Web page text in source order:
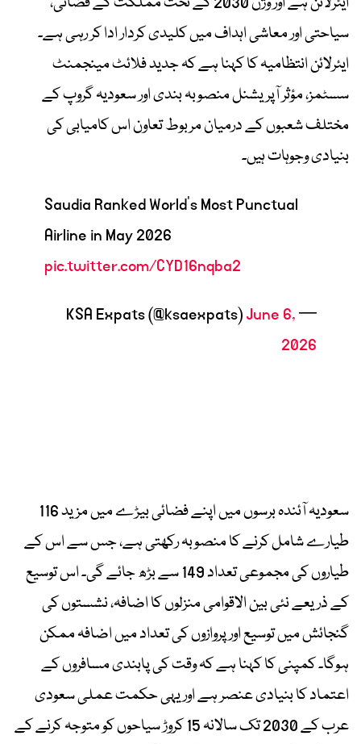
سیاحتی اور معاشی اہداف میں کلیدی کردار ادا کر رہی ہے۔
ایئرلائن انتظامیہ کا کہنا ہے کہ جدید فلائٹ مینجمنٹ
سسٹمز، مؤثر آپریشنل منصوبہ بندی اور سعودیہ گروپ کے
مختلف شعبوں کے درمیان مربوط تعاون اس کامیابی کی
بنیادی وجوہات ہیں۔
Saudia Ranked World’s Most Punctual
Airline in May 2026
pic.twitter.com/CYD16nqba2
— KSA Expats (@ksaexpats)
June 6,
2026
سعودیہ آئندہ برسوں میں اپنے فضائی بیڑے میں مزید 116
طیارے شامل کرنے کا منصوبہ رکھتی ہے، جس سے اس کے
طیاروں کی مجموعی تعداد 149 سے بڑھ جائے گی۔ اس توسیع
کے ذریعے نئی بین الاقوامی منزلوں کا اضافہ، نشستوں کی
گنجائش میں توسیع اور پروازوں کی تعداد میں اضافہ ممکن
ہوگا۔ کمپنی کا کہنا ہے کہ وقت کی پابندی مسافروں کے
اعتماد کا بنیادی عنصر ہے اور یہی حکمت عملی سعودی
عرب کے 2030 تک سالانہ 15 کروڑ سیاحوں کو متوجہ کرنے کے